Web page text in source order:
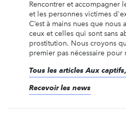
Rencontrer et accompagner
et les personnes victimes
C’est à mains nues que nous
ceux et celles qui sont sans
prostitution. Nous croyons
premier pas nécessaire pour
Tous les articles Aux
Recevoir les news